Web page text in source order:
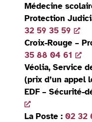
Médecine
Protection
32 59 35 59
Croix-Rouge –
35 88 04 61
Véolia, Service
(prix d’un appel
EDF – Sécurité-
La Poste : 02 32